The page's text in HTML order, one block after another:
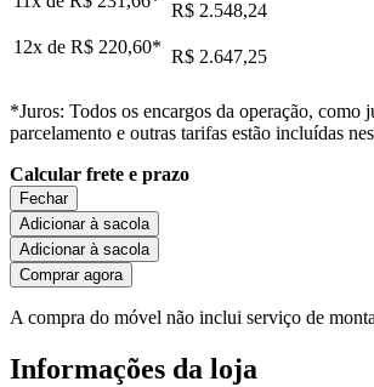
R$ 2.548,24
12x de R$ 220,60* R$ 2.647,25
*Juros: Todos os encargos da operação, como
parcelamento e outras tarifas estão incluídas
Calcular frete e prazo
Fechar
Adicionar à sacola
Adicionar à sacola
Comprar agora
A compra do móvel não inclui serviço de
Informações da loja